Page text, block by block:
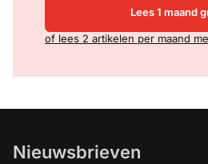
Lees 1 maand
of lees 2 artikelen per maand
Nieuwsbrieven